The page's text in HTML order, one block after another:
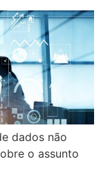
dados não
o assunto